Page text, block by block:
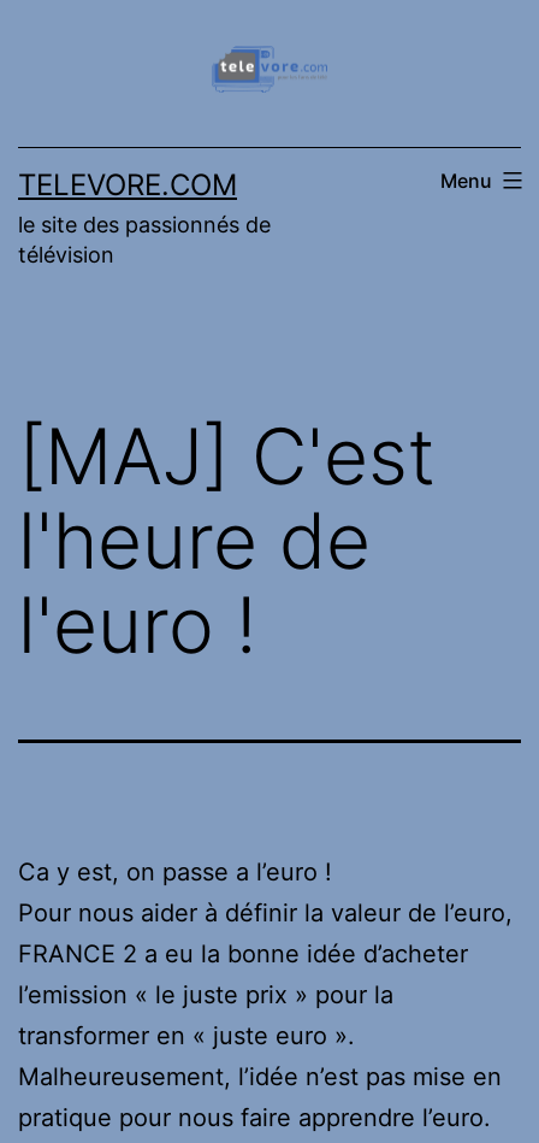
TELEVORE.COM
le site des passionnés de
télévision
Menu
[MAJ] C'est
l'heure de
l'euro !
Ca y est, on passe a l’euro !
Pour nous aider à définir la valeur de l’euro,
FRANCE 2 a eu la bonne idée d’acheter
l’emission « le juste prix » pour la
transformer en « juste euro ».
Malheureusement, l’idée n’est pas mise en
pratique pour nous faire apprendre l’euro.